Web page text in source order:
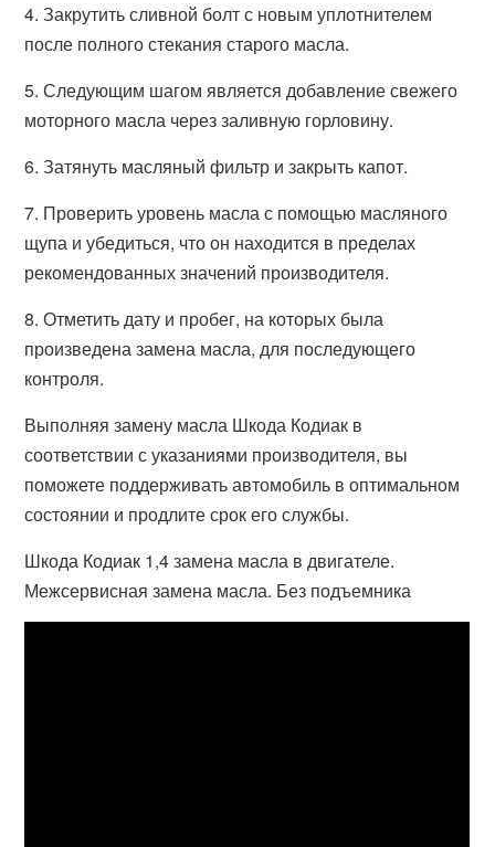
4. Закрутить сливной болт с новым уплотнителем
после полного стекания старого масла.
5. Следующим шагом является добавление свежего
моторного масла через заливную горловину.
6. Затянуть масляный фильтр и закрыть капот.
7. Проверить уровень масла с помощью масляного
щупа и убедиться, что он находится в пределах
рекомендованных значений производителя.
8. Отметить дату и пробег, на которых была
произведена замена масла, для последующего
контроля.
Выполняя замену масла Шкода Кодиак в
соответствии с указаниями производителя, вы
поможете поддерживать автомобиль в оптимальном
состоянии и продлите срок его службы.
Шкода Кодиак 1,4 замена масла в двигателе.
Межсервисная замена масла. Без подъемника